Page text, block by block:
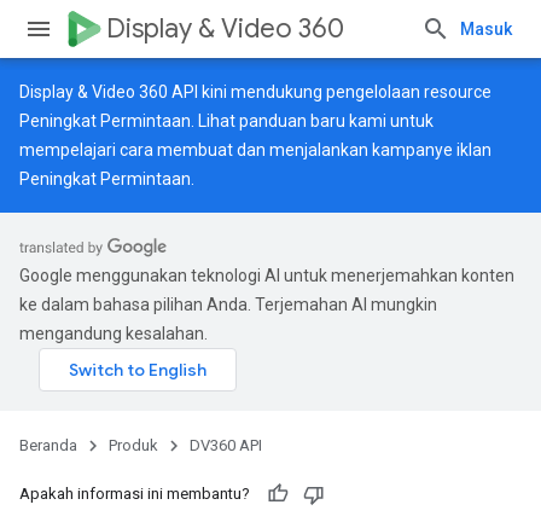
Display & Video 360 Masuk
Display & Video 360 API kini mendukung pengelolaan resource
Peningkat Permintaan. Lihatpanduan baru kami untuk
mempelajari cara membuat dan menjalankan kampanye iklan
Peningkat Permintaan.
Google menggunakan teknologi AI untuk menerjemahkan konten
ke dalam bahasa pilihan Anda. Terjemahan AI mungkin
mengandung kesalahan.
Beranda Produk DV360 API
Apakah informasi ini membantu?